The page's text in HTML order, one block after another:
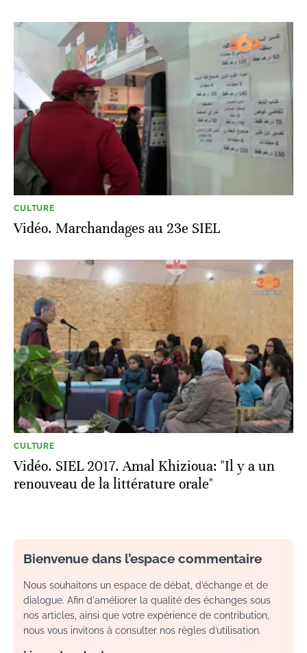
CULTURE
Vidéo. Marchandages au 23e SIEL
CULTURE
Vidéo. SIEL 2017. Amal Khizioua: "Il y a un
renouveau de la littérature orale"
Bienvenue dans l’espace commentaire
Nous souhaitons un espace de débat, d’échange et de
dialogue. Afin d'améliorer la qualité des échanges sous
nos articles, ainsi que votre expérience de contribution,
nous vous invitons à consulter nos règles d’utilisation.